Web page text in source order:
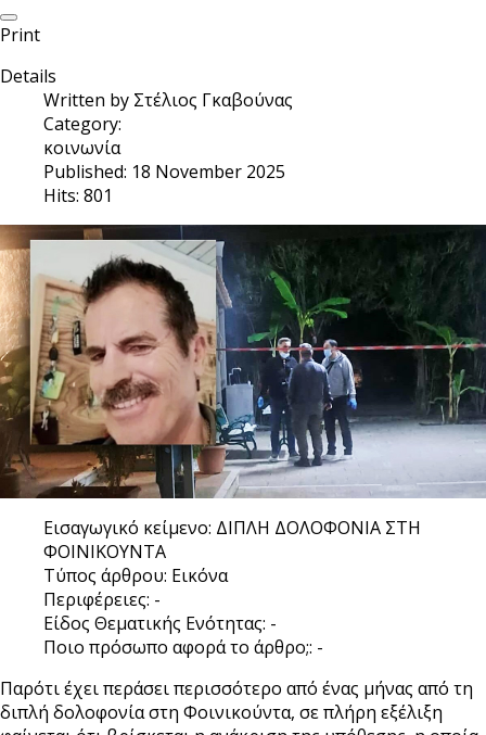
Print
Details
Written by Στέλιος Γκαβούνας
Category:
κοινωνία
Published: 18 November 2025
Hits: 801
Εισαγωγικό κείμενο: ΔΙΠΛΗ ΔΟΛΟΦΟΝΙΑ ΣΤΗ
ΦΟΙΝΙΚΟΥΝΤΑ
Τύπος άρθρου: Εικόνα
Περιφέρειες: -
Είδος Θεματικής Ενότητας: -
Ποιο πρόσωπο αφορά το άρθρο;: -
Παρότι έχει περάσει περισσότερο από ένας μήνας από τη
διπλή δολοφονία στη Φοινικούντα, σε πλήρη εξέλιξη